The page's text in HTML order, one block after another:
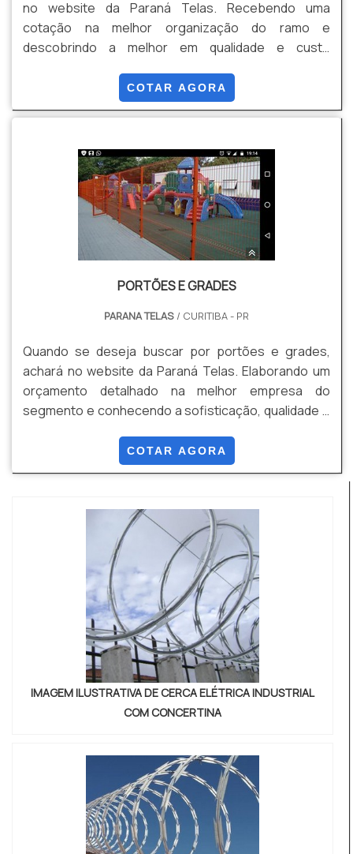
no website da Paraná Telas. Recebendo uma
cotação na melhor organização do ramo e
descobrindo a melhor em qualidade e custo
os profissionais especializados da Paraná Telas o
cliente conseguirá proteção com soluções para
necessário para a fixação deste tipo de cercamento.
MAIS INFORM...
COTAR AGORA
PORTÕES E GRADES
PARANA TELAS / CURITIBA - PR
Quando se deseja buscar por portões e grades,
achará no website da Paraná Telas. Elaborando um
orçamento detalhado na melhor empresa do
segmento e conhecendo a sofisticação, qualidade e
PORTÕES E GRADES Quem quer achar portões e
grades em uma empresa inovadora, chega até a
industrial e gradil revestido em PVC, oferecendo o
que há de melhor n...
COTAR AGORA
IMAGEM ILUSTRATIVA DE CERCA ELÉTRICA INDUSTRIAL
COM CONCERTINA